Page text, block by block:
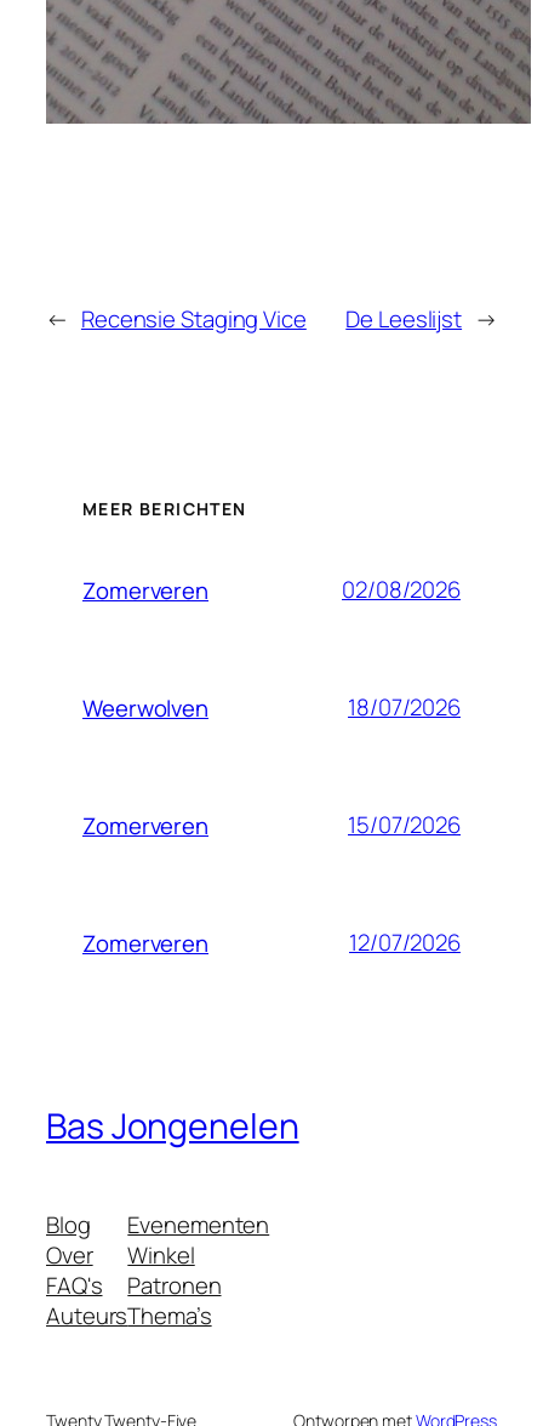
← Recensie Staging Vice De Leeslijst →
MEER BERICHTEN
Zomerveren 02/08/2026
Weerwolven 18/07/2026
Zomerveren 15/07/2026
Zomerveren 12/07/2026
Bas Jongenelen
Blog
Over
FAQ's
Auteurs
Evenementen
Winkel
Patronen
Thema’s
Twenty Twenty-Five Ontworpen metWordPress